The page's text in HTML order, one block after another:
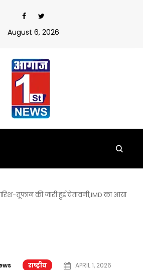
August 6, 2026
तूफान की जारी हुई चेतावनी,IMD का आया
राष्ट्रीय
APRIL 1, 2026